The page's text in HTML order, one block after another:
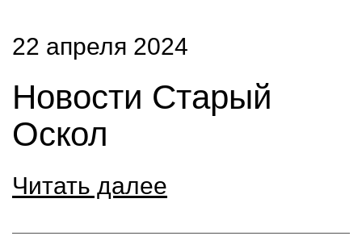
22 апреля 2024
Новости Старый
Оскол
Читать далее